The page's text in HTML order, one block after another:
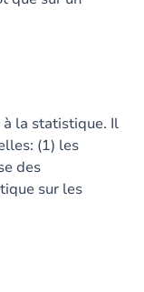
la statistique. Il
(1) les
des
sur les